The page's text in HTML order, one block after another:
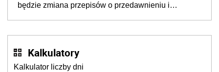
będzie zmiana przepisów o przedawnieniu i
Kalkulatory
Kalkulator liczby dni